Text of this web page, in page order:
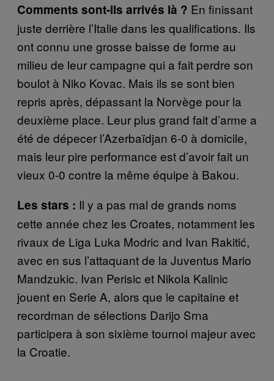
Comments sont-ils arrivés là ? En finissant
juste derrière l’Italie dans les qualifications. Ils
ont connu une grosse baisse de forme au
milieu de leur campagne qui a fait perdre son
boulot à Niko Kovac. Mais ils se sont bien
repris après, dépassant la Norvège pour la
deuxième place. Leur plus grand fait d’arme a
été de dépecer l’Azerbaïdjan 6-0 à domicile,
mais leur pire performance est d’avoir fait un
vieux 0-0 contre la même équipe à Bakou.
Les stars : Il y a pas mal de grands noms
cette année chez les Croates, notamment les
rivaux de Liga Luka Modric and Ivan Rakitić,
avec en sus l’attaquant de la Juventus Mario
Mandzukic. Ivan Perisic et Nikola Kalinic
jouent en Serie A, alors que le capitaine et
recordman de sélections Darijo Srna
participera à son sixième tournoi majeur avec
la Croatie.